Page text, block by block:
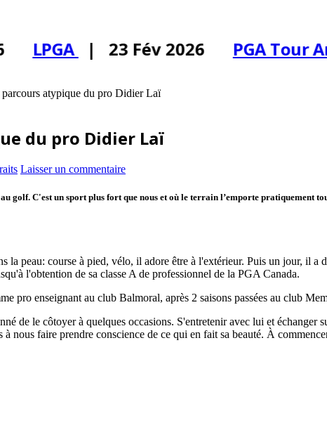
LPGA| 23 Fév 2026 PGA Tour
atypique du pro Didier Laï
du pro Didier Laï
Laisser un commentaire
golf. C'est un sport plus fort que nous et où le terrain l’emporte pratiquement
la peau: course à pied, vélo, il adore être à l'extérieur. Puis un jour, il
l'obtention de sa classe A de professionnel de la PGA Canada.
pro enseignant au club Balmoral, après 2 saisons passées au club
de le côtoyer à quelques occasions. S'entretenir avec lui et
nous faire prendre conscience de ce qui en fait sa beauté. À